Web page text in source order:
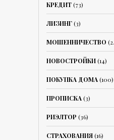
КРЕДИТ(73)
ЛИЗИНГ(3)
МОШЕННИЧЕСТВО
НОВОСТРОЙКИ(14)
ПОКУПКА ДОМА(100)
ПРОПИСКА(3)
РИЭЛТОР (36)
СТРАХОВАНИЯ(16)